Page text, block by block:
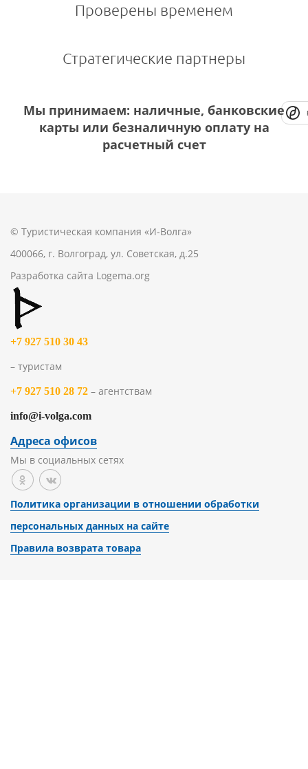
Проверены временем
Стратегические партнеры
Мы принимаем: наличные, банковские
карты или безналичную оплату на
расчетный счет
© Туристическая компания «И-Волга»
400066, г. Волгоград, ул. Советская, д.25
Разработка сайта Logema.org
+7 927 510 30 43
– туристам
+7 927 510 28 72 – агентствам
info@i-volga.com
Адреса офисов
Мы в социальных сетях
Политика организации в отношении обработки
персональных данных на сайте
Правила возврата товара